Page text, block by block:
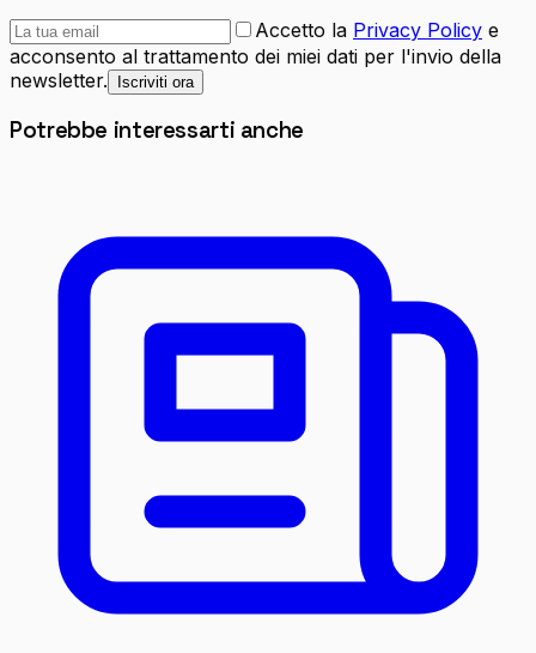
Accetto la Privacy Policy e
acconsento al trattamento dei miei dati per l'invio della
newsletter.
Iscriviti ora
Potrebbe interessarti anche